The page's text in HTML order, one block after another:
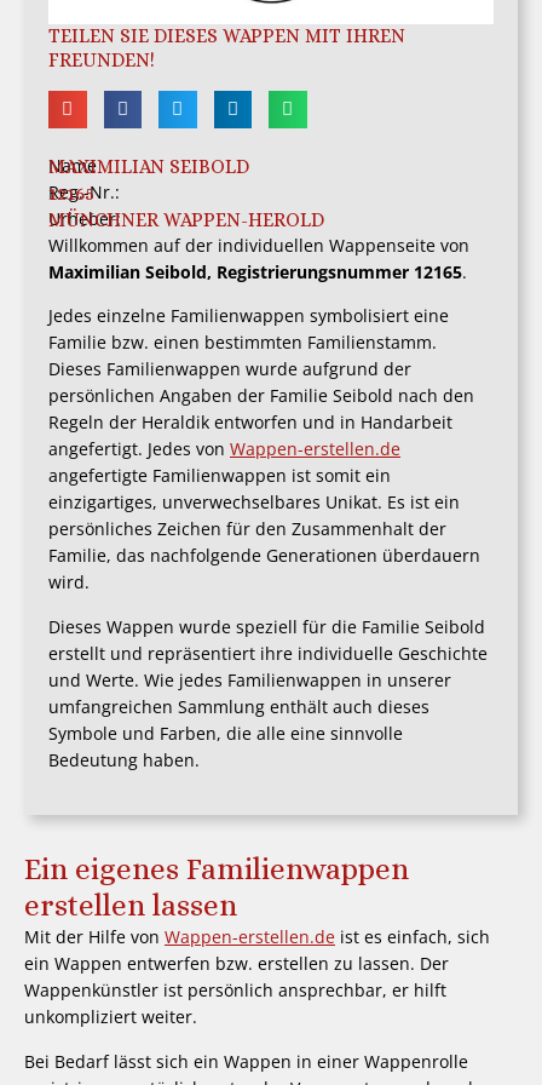
TEILEN SIE DIESES WAPPEN MIT IHREN
FREUNDEN!
Name
MAXIMILIAN SEIBOLD
Reg.-Nr.:
12165
Urheber:
MÜNCHNER WAPPEN-HEROLD
Willkommen auf der individuellen Wappenseite von
Maximilian Seibold, Registrierungsnummer 12165.
Jedes einzelne Familienwappen symbolisiert eine
Familie bzw. einen bestimmten Familienstamm.
Dieses Familienwappen wurde aufgrund der
persönlichen Angaben der Familie Seibold nach den
Regeln der Heraldik entworfen und in Handarbeit
angefertigt. Jedes von Wappen-erstellen.de
angefertigte Familienwappen ist somit ein
einzigartiges, unverwechselbares Unikat. Es ist ein
persönliches Zeichen für den Zusammenhalt der
Familie, das nachfolgende Generationen überdauern
wird.
Dieses Wappen wurde speziell für die Familie Seibold
erstellt und repräsentiert ihre individuelle Geschichte
und Werte. Wie jedes Familienwappen in unserer
umfangreichen Sammlung enthält auch dieses
Symbole und Farben, die alle eine sinnvolle
Bedeutung haben.
Ein eigenes Familienwappen
erstellen lassen
Mit der Hilfe von Wappen-erstellen.de ist es einfach, sich
ein Wappen entwerfen bzw. erstellen zu lassen. Der
Wappenkünstler ist persönlich ansprechbar, er hilft
unkompliziert weiter.
Bei Bedarf lässt sich ein Wappen in einer Wappenrolle